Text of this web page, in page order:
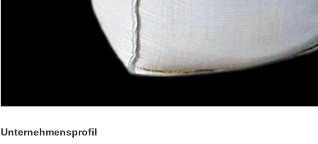
Unternehmensprofil